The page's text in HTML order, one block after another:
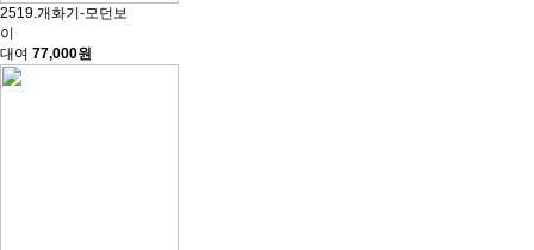
2519.개화기-모던보
이
대여 77,000원